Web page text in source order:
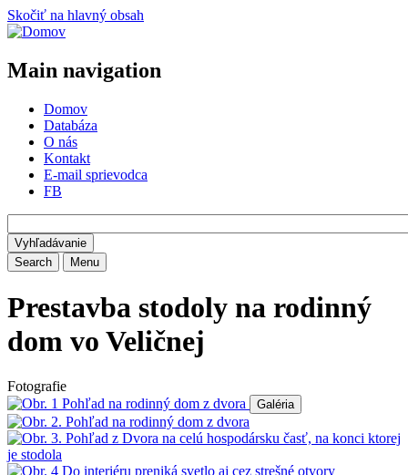
Skočiť na hlavný obsah
Main navigation
Domov
Databáza
O nás
Kontakt
E-mail sprievodca
FB
Search Menu
Prestavba stodoly na rodinný
dom vo Veličnej
Fotografie
Galéria